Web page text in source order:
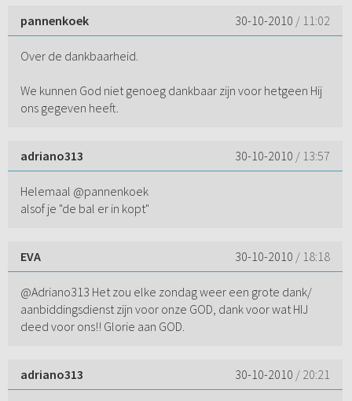
pannenkoek 30-10-2010 / 11:02
Over de dankbaarheid.
We kunnen God niet genoeg dankbaar zijn voor hetgeen Hij
ons gegeven heeft.
adriano313 30-10-2010 / 13:57
Helemaal @pannenkoek
alsof je "de bal er in kopt"
EVA 30-10-2010 / 18:18
@Adriano313 Het zou elke zondag weer een grote dank/
aanbiddingsdienst zijn voor onze GOD, dank voor wat HIJ
deed voor ons!! Glorie aan GOD.
adriano313 30-10-2010 / 20:21